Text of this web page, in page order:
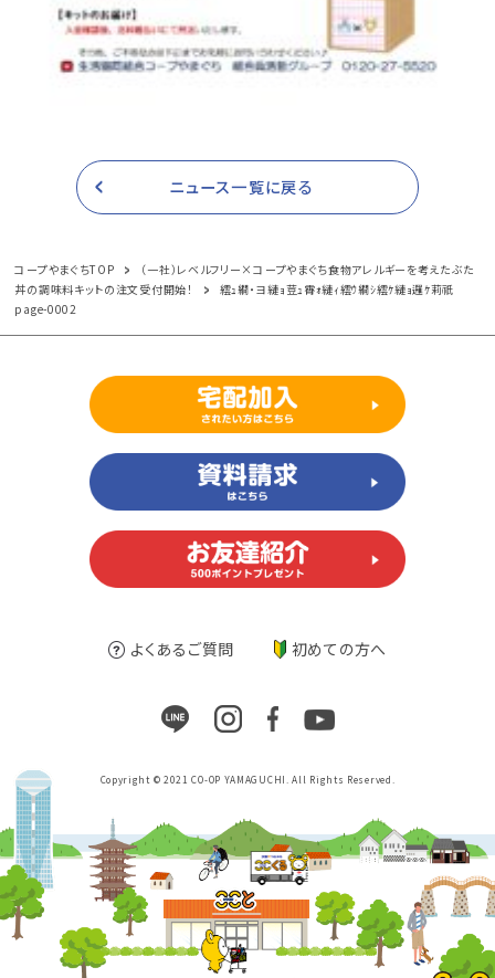
ニュース一覧に戻る
コープやまぐちTOP
（一社）レベルフリー×コープやまぐち食物アレルギーを考えたぶた
丼の調味料キットの注文受付開始！
繧ｭ繝・ヨ縺ｮ荳ｭ霄ｫ縺ｨ繧ｳ繝ｼ繧ｹ縺ｮ邏ｹ莉祇
page-0002
よくあるご質問 初めての方へ
Copyright © 2021 CO-OP YAMAGUCHI. All Rights Reserved.